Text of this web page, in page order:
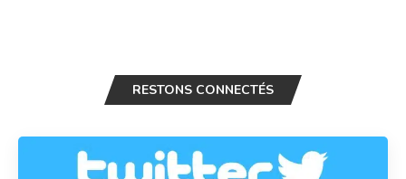
RESTONS CONNECTÉS